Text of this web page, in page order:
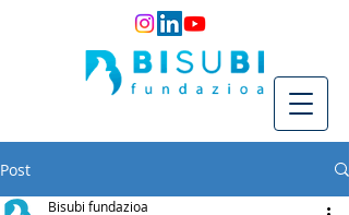
Post
Bisubi fundazioa